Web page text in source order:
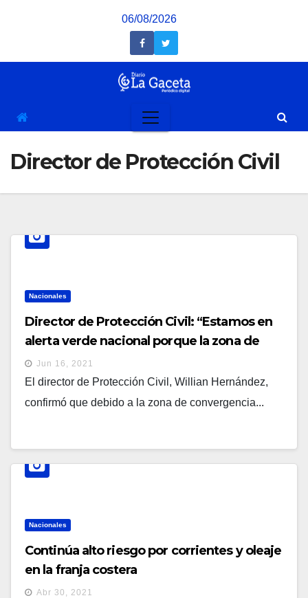
06/08/2026
Director de Protección Civil
Nacionales
Director de Protección Civil: “Estamos en
alerta verde nacional porque la zona de
convergencia intertropical está afectando
a todo el país”
Jun 16, 2021
El director de Protección Civil, Willian Hernández,
confirmó que debido a la zona de convergencia...
Nacionales
Continúa alto riesgo por corrientes y oleaje
en la franja costera
Abr 30, 2021